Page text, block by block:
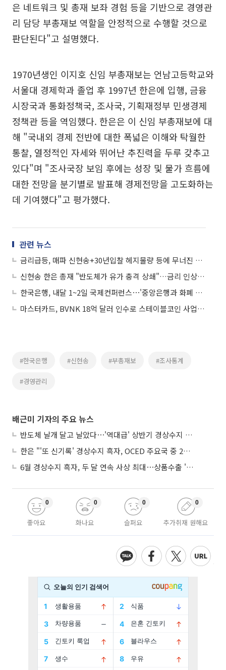
은 네트워크 및 총재 보좌 경험 등을 기반으로 경영관
리 담당 부총재보 역할을 안정적으로 수행할 것으로
판단된다"고 설명했다.
1970년생인 이지호 신임 부총재보는 언남고등학교와
서울대 경제학과 졸업 후 1997년 한은에 입행, 금융
시장국과 통화정책국, 조사국, 기획재정부 민생경제
정책관 등을 역임했다. 한은은 이 신임 부총재보에 대
해 "국내외 경제 전반에 대한 폭넓은 이해와 탁월한
통찰, 열정적인 자세와 뛰어난 추진력을 두루 갖추고
있다"며 "조사국장 보임 후에는 성장 및 물가 흐름에
대한 전망을 분기별로 발표해 경제전망을 고도화하는
데 기여했다"고 평가했다.
관련 뉴스
금리급등, 매파 신현송+30년입찰 헤지물량 등에 무너진 투심
신현송 한은 총재 "반도체가 유가 충격 상쇄"…금리 인상 여력 시사
한국은행, 내달 1~2일 국제컨퍼런스⋯'중앙은행과 화폐 미래' 주제
마스터카드, BVNK 18억 달러 인수로 스테이블코인 사업 본격 확장
#한국은행 #신현송 #부총재보 #조사통계
#경영관리
배근미 기자의 주요 뉴스
반도체 날개 달고 날았다⋯'역대급' 상반기 경상수지 흑자 2000억달러 육박
한은 "'또 신기록' 경상수지 흑자, OCED 주요국 중 2위⋯반도체 수출 효과"
6월 경상수지 흑자, 두 달 연속 사상 최대⋯상품수출 '첫 1000억달러' 상회
좋아요
0
화나요
0
슬퍼요
0
추가취재 원해요
0